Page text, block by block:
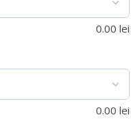
0.00 lei
0.00 lei